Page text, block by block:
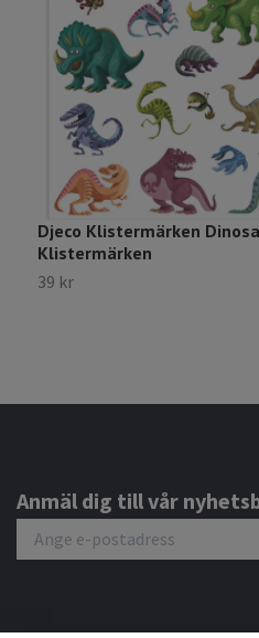
Djeco Klistermärken
Klistermärken
39 kr
Anmäl dig till vår